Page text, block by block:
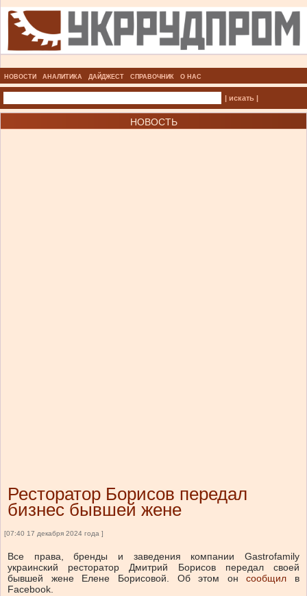
НОВОСТИ АНАЛИТИКА ДАЙДЖЕСТ СПРАВОЧНИК О НАС
| искать |
НОВОСТЬ
Ресторатор Борисов передал
бизнес бывшей жене
[07:40 17 декабря 2024 года ]
Все права, бренды и заведения компании Gastrofamily
украинский ресторатор Дмитрий Борисов передал своей
бывшей жене Елене Борисовой.
Об этом он сообщил
в
Facebook.